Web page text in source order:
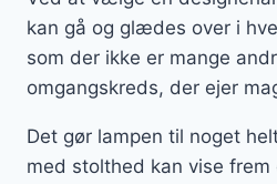
kan gå og glædes over i
som der ikke er mange
omgangskreds, der ejer
Det gør lampen til noget
med stolthed kan vise